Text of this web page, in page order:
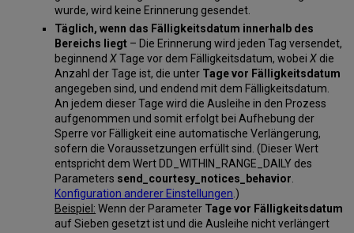
wurde, wird keine Erinnerung gesendet.
Täglich, wenn das Fälligkeitsdatum innerhalb des
Bereichs liegt – Die Erinnerung wird jeden Tag versendet,
beginnendXTage vor dem Fälligkeitsdatum, wobeiX die
Anzahl der Tage ist, die unter Tage vor Fälligkeitsdatum
angegeben sind, und endend mit dem Fälligkeitsdatum.
An jedem dieser Tage wird die Ausleihe in den Prozess
aufgenommen und somit erfolgt bei Aufhebung der
Sperre vor Fälligkeit eine automatische Verlängerung,
sofern die Voraussetzungen erfüllt sind. (Dieser Wert
entspricht dem Wert DD_WITHIN_RANGE_DAILY des
Parameters send_courtesy_notices_behavior
Konfiguration anderer Einstellungen .)
Beispiel: Wenn der Parameter Tage vor Fälligkeitsdatum
auf Sieben gesetzt ist und die Ausleihe nicht verlängert